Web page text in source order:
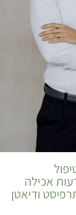
אכילה
ודיאטן